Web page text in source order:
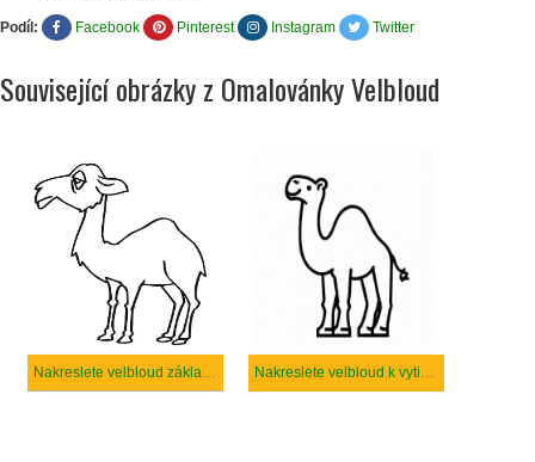
Podíl: Facebook Pinterest Instagram Twitter
Související obrázky z Omalovánky Velbloud
Nakreslete velbloud základní Nakreslete velbloud k vytisknutí zdarma